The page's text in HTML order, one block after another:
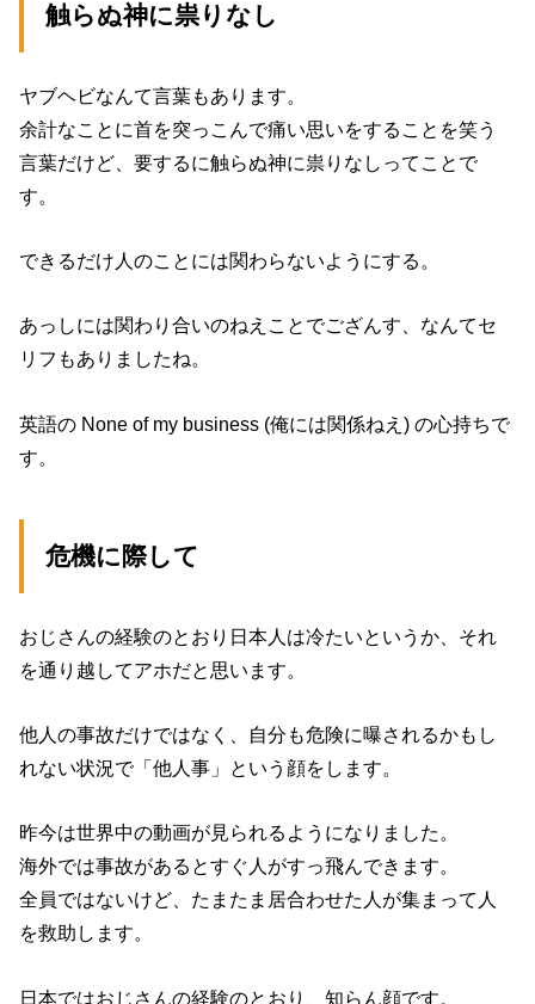
触らぬ神に祟りなし
ヤブヘビなんて言葉もあります。
余計なことに首を突っこんで痛い思いをすることを笑う
言葉だけど、要するに触らぬ神に祟りなしってことで
す。
できるだけ人のことには関わらないようにする。
あっしには関わり合いのねえことでござんす、なんてセ
リフもありましたね。
英語の None of my business (俺には関係ねえ) の心持ちで
す。
危機に際して
おじさんの経験のとおり日本人は冷たいというか、それ
を通り越してアホだと思います。
他人の事故だけではなく、自分も危険に曝されるかもし
れない状況で「他人事」という顔をします。
昨今は世界中の動画が見られるようになりました。
海外では事故があるとすぐ人がすっ飛んできます。
全員ではないけど、たまたま居合わせた人が集まって人
を救助します。
日本ではおじさんの経験のとおり、知らん顔です。